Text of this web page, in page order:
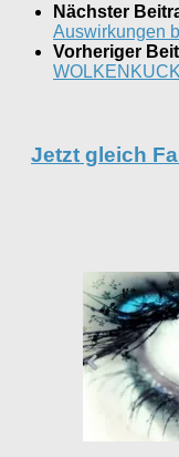
Nächster
Auswirkungen
Vorheriger
Jetzt gleich